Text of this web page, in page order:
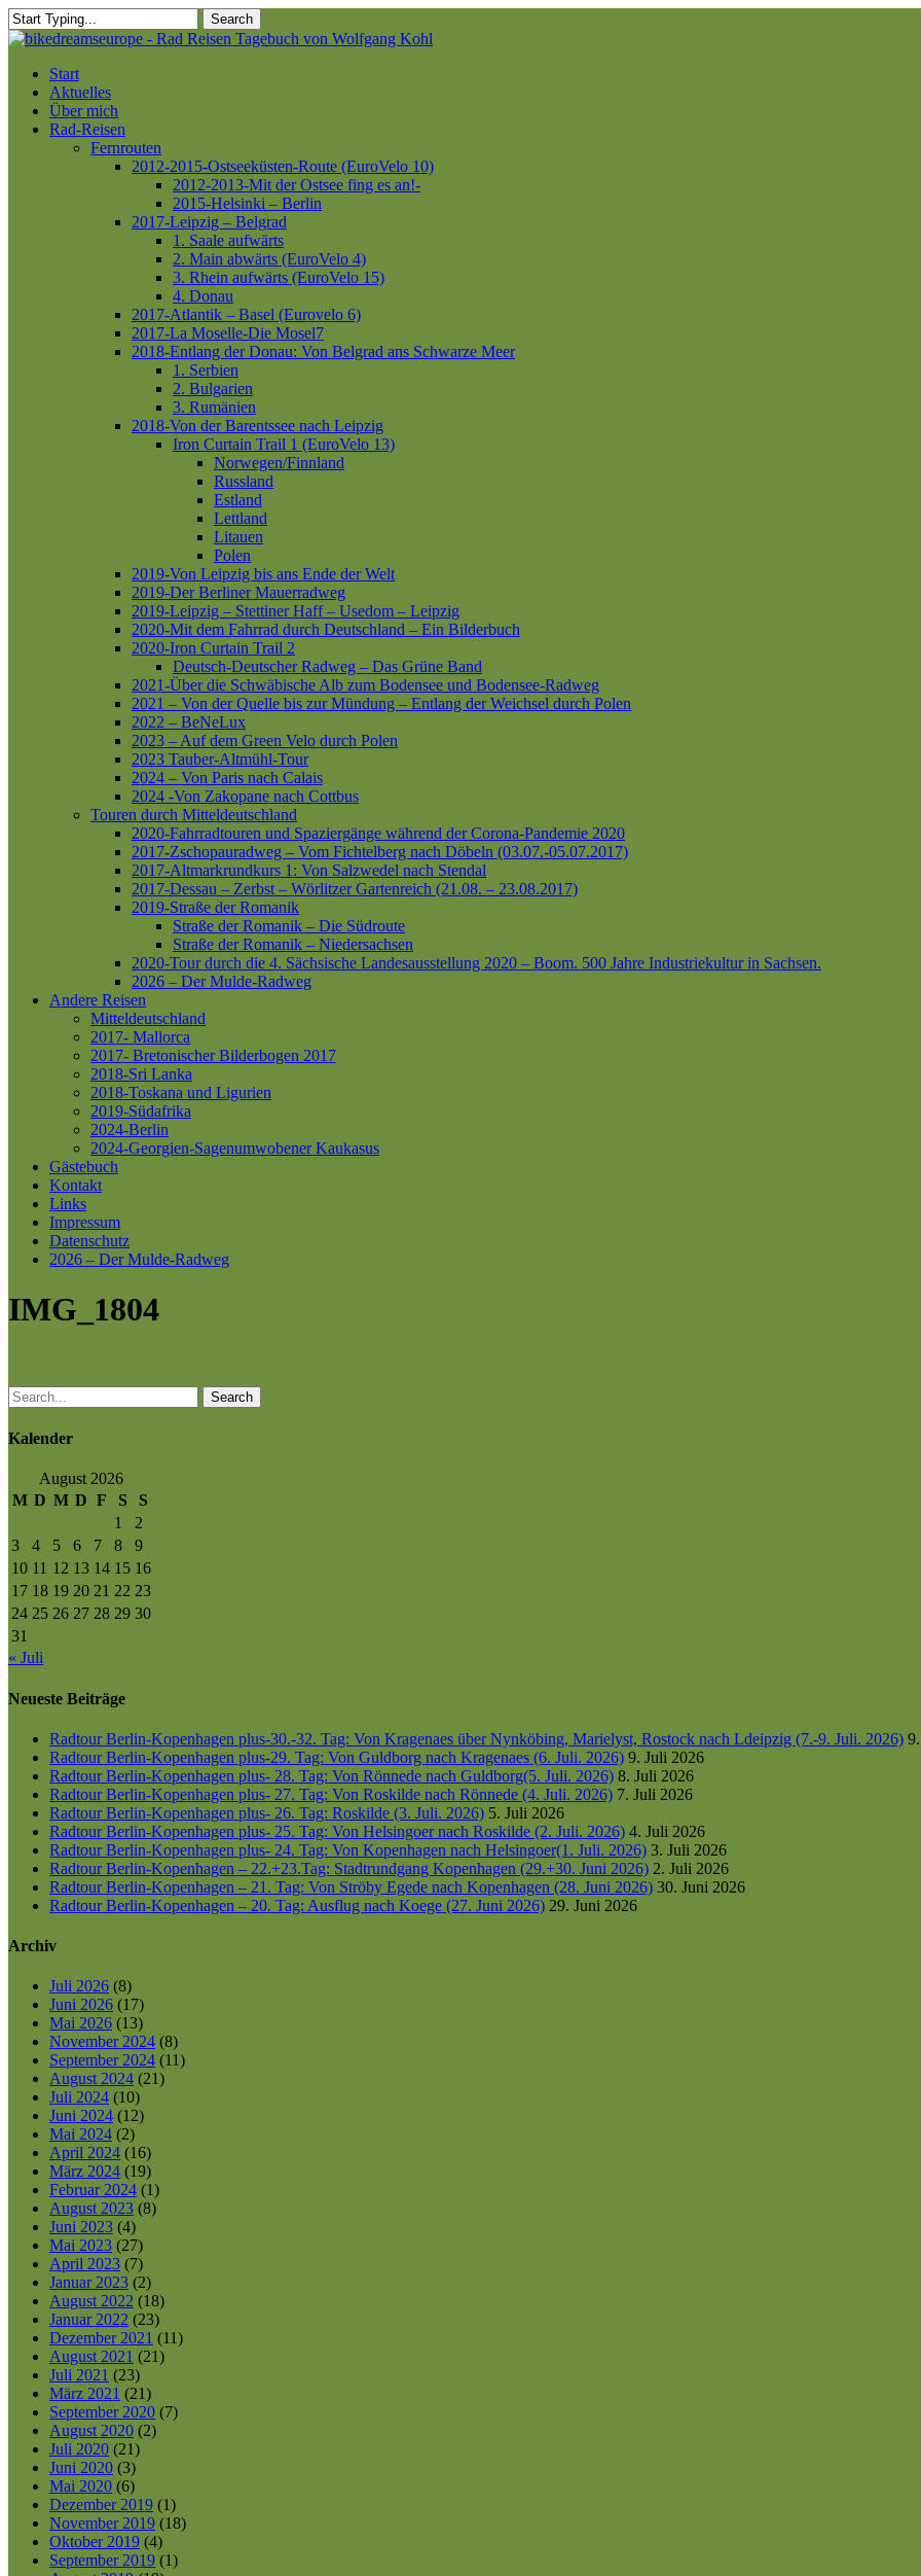
Skip
to
content
Search
Close
Menu
Start
Aktuelles
Über mich
Rad-Reisen
Fernrouten
2012-2015-Ostseeküsten-Route (EuroVelo 10)
2012-2013-Mit der Ostsee fing es an!-
2015-Helsinki – Berlin
2017-Leipzig – Belgrad
1. Saale aufwärts
2. Main abwärts (EuroVelo 4)
3. Rhein aufwärts (EuroVelo 15)
4. Donau
2017-Atlantik – Basel (Eurovelo 6)
2017-La Moselle-Die Mosel7
2018-Entlang der Donau: Von Belgrad ans Schwarze Meer
1. Serbien
2. Bulgarien
3. Rumänien
2018-Von der Barentssee nach Leipzig
Iron Curtain Trail 1 (EuroVelo 13)
Norwegen/Finnland
Russland
Estland
Lettland
Litauen
Polen
2019-Von Leipzig bis ans Ende der Welt
2019-Der Berliner Mauerradweg
2019-Leipzig – Stettiner Haff – Usedom – Leipzig
2020-Mit dem Fahrrad durch Deutschland – Ein Bilderbuch
2020-Iron Curtain Trail 2
Deutsch-Deutscher Radweg – Das Grüne Band
2021-Über die Schwäbische Alb zum Bodensee und Bodensee-Radweg
2021 – Von der Quelle bis zur Mündung – Entlang der Weichsel durch Polen
2022 – BeNeLux
2023 – Auf dem Green Velo durch Polen
2023 Tauber-Altmühl-Tour
2024 – Von Paris nach Calais
2024 -Von Zakopane nach Cottbus
Touren durch Mitteldeutschland
2020-Fahrradtouren und Spaziergänge während der Corona-Pandemie 2020
2017-Zschopauradweg – Vom Fichtelberg nach Döbeln (03.07.-05.07.2017)
2017-Altmarkrundkurs 1: Von Salzwedel nach Stendal
2017-Dessau – Zerbst – Wörlitzer Gartenreich (21.08. – 23.08.2017)
2019-Straße der Romanik
Straße der Romanik – Die Südroute
Straße der Romanik – Niedersachsen
2020-Tour durch die 4. Sächsische Landesausstellung 2020 – Boom. 500 Jahre Industriekultur in Sachsen.
2026 – Der Mulde-Radweg
Andere Reisen
Mitteldeutschland
2017- Mallorca
2017- Bretonischer Bilderbogen 2017
2018-Sri Lanka
2018-Toskana und Ligurien
2019-Südafrika
2024-Berlin
2024-Georgien-Sagenumwobener Kaukasus
Gästebuch
Kontakt
Links
Impressum
Datenschutz
2026 – Der Mulde-Radweg
IMG_1804
Search
Kalender
August 2026
M D M D F S
S
1
2
3
4 5 6 7 8
9
10 11 12 13 14 15 16
17 18 19 20 21 22 23
24 25 26 27 28 29 30
31
« Juli
Neueste Beiträge
Radtour Berlin-Kopenhagen plus-30.-32. Tag: Von Kragenaes über Nynköbing, Marielyst, Rostock nach Ldeipzig (7.-9. Juli. 2026)
Radtour Berlin-Kopenhagen plus-29. Tag: Von Guldborg nach Kragenaes (6. Juli. 2026) 9. Juli 2026
Radtour Berlin-Kopenhagen plus- 28. Tag: Von Rönnede nach Guldborg(5. Juli. 2026) 8. Juli 2026
Radtour Berlin-Kopenhagen plus- 27. Tag: Von Roskilde nach Rönnede (4. Juli. 2026) 7. Juli 2026
Radtour Berlin-Kopenhagen plus- 26. Tag: Roskilde (3. Juli. 2026) 5. Juli 2026
Radtour Berlin-Kopenhagen plus- 25. Tag: Von Helsingoer nach Roskilde (2. Juli. 2026) 4. Juli 2026
Radtour Berlin-Kopenhagen plus- 24. Tag: Von Kopenhagen nach Helsingoer(1. Juli. 2026) 3. Juli 2026
Radtour Berlin-Kopenhagen – 22.+23.Tag: Stadtrundgang Kopenhagen (29.+30. Juni 2026) 2. Juli 2026
Radtour Berlin-Kopenhagen – 21. Tag: Von Ströby Egede nach Kopenhagen (28. Juni 2026) 30. Juni 2026
Radtour Berlin-Kopenhagen – 20. Tag: Ausflug nach Koege (27. Juni 2026) 29. Juni 2026
Archiv
Juli 2026 (8)
Juni 2026 (17)
Mai 2026 (13)
November 2024 (8)
September 2024 (11)
August 2024 (21)
Juli 2024 (10)
Juni 2024 (12)
Mai 2024 (2)
April 2024 (16)
März 2024 (19)
Februar 2024 (1)
August 2023 (8)
Juni 2023 (4)
Mai 2023 (27)
April 2023 (7)
Januar 2023 (2)
August 2022 (18)
Januar 2022 (23)
Dezember 2021 (11)
August 2021 (21)
Juli 2021 (23)
März 2021 (21)
September 2020 (7)
August 2020 (2)
Juli 2020 (21)
Juni 2020 (3)
Mai 2020 (6)
Dezember 2019 (1)
November 2019 (18)
Oktober 2019 (4)
September 2019 (1)